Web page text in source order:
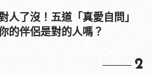
人了沒！五道「真愛自問」
的伴侶是對的人嗎？
2